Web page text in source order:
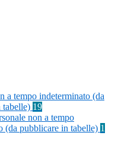
a tempo indeterminato (da
tabelle) 19
non a tempo
(da pubblicare in tabelle) 1